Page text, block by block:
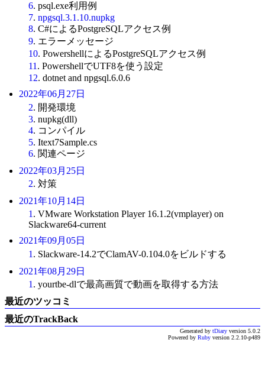
6. psql.exe利用例
7. npgsql.3.1.10.nupkg
8. C#によるPostgreSQLアクセス例
9. エラーメッセージ
10. PowershellによるPostgreSQLアクセス例
11 . PowershellでUTF8を使う設定
12. dotnet and npgsql.6.0.6
2022年06月27日
2. 開発環境
3. nupkg(dll)
4. コンパイル
5. Itext7Sample.cs
6. 関連ページ
2022年03月25日
2. 対策
2021年10月14日
1 . VMware Workstation Player 16.1.2(vmplayer) on
Slackware64-current
2021年09月05日
1 . Slackware-14.2でClamAV-0.104.0をビルドする
2021年08月29日
1 . yourtbe-dlで最高画質で動画を取得する方法
最近のツッコミ
最近のTrackBack
Generated by tDiary version 5.0.2
Powered by Ruby version 2.2.10-p489